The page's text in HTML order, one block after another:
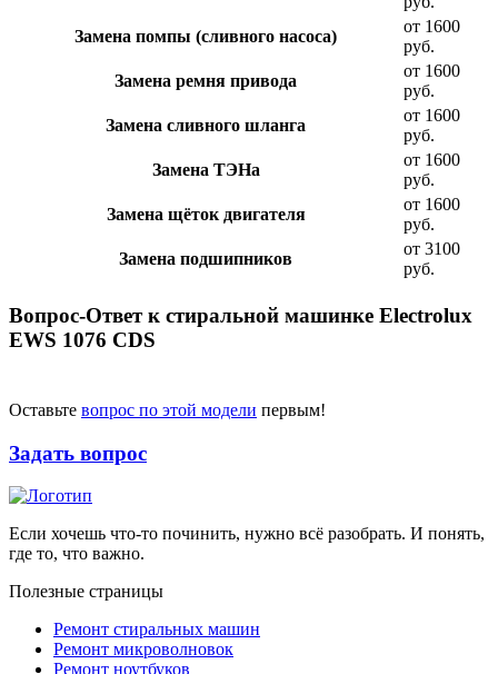
Замена помпы (сливного насоса)
от 1600
руб.
Замена ремня привода
от 1600
руб.
Замена сливного шланга
от 1600
руб.
Замена ТЭНа
от 1600
руб.
Замена щёток двигателя
от 1600
руб.
Замена подшипников
от 3100
руб.
Вопрос-Ответ к стиральной машинке Electrolux
EWS 1076 CDS
Оставьте вопрос по этой модели первым!
Задать вопрос
Если хочешь что-то починить, нужно всё разобрать. И понять,
где то, что важно.
Полезные страницы
Ремонт стиральных машин
Ремонт микроволновок
Ремонт ноутбуков